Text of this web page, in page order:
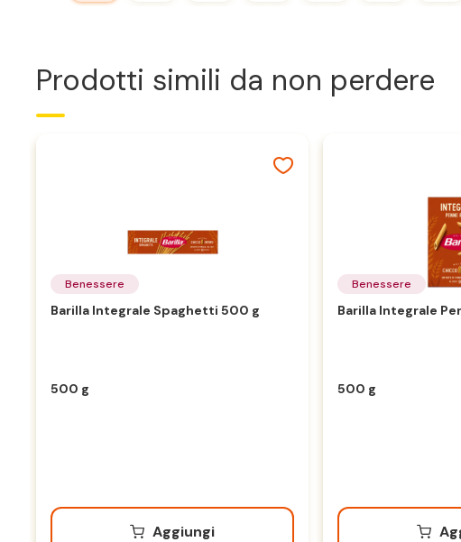
Prodotti simili da non perdere
Benessere
Barilla Integrale Spaghetti 500 g
500 g
Aggiungi
Benessere
Barilla Integrale
500 g